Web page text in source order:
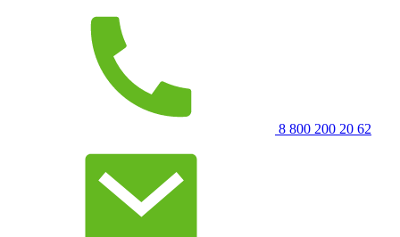
8 800 200 20 62